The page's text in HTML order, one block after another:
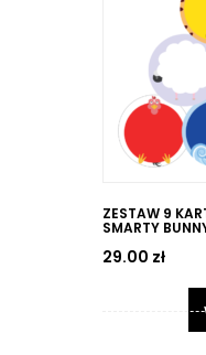
ZESTAW 9
SMARTY
29.00 zł